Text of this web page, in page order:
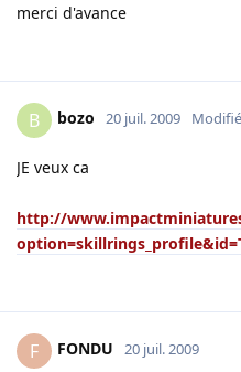
merci d'avance
B bozo 20 juil. 2009 Modifié
JE veux ca
http://
F FONDU 20 juil. 2009